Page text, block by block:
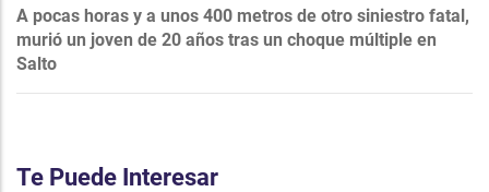
A pocas horas y a unos 400 metros de otro siniestro fatal,
murió un joven de 20 años tras un choque múltiple en
Salto
Te Puede Interesar